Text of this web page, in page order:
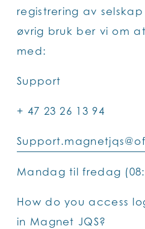
registrering av
øvrig bruk ber vi om
med:
Support
+ 47 23 26 13 94
Mandag til fredag
How do you access
in Magnet JQS?